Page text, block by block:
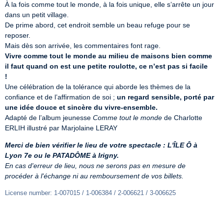
À la fois comme tout le monde, à la fois unique, elle s’arrête un jour
dans un petit village.
De prime abord, cet endroit semble un beau refuge pour se
reposer.
Vivre comme tout le monde au milieu de maisons bien comme
il faut quand on est une petite roulotte, ce n’est pas si facile
!
Une célébration de la tolérance qui aborde les thèmes de la
confiance et de l’affirmation de soi ; un regard sensible, porté par
une idée douce et sincère du vivre-ensemble.
Adapté de l’album jeunesse Comme tout le monde de Charlotte
ERLIH illustré par Marjolaine LERAY
Merci de bien vérifier le lieu de votre spectacle : L'ÎLE Ô à
Lyon 7e ou le PATADÔME à Irigny.
En cas d'erreur de lieu, nous ne serons pas en mesure de
procéder à l'échange ni au remboursement de vos billets.
License number: 1-007015 / 1-006384 / 2-006621 / 3-006625